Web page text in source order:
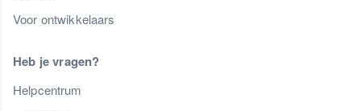
Voor ontwikkelaars
Heb je vragen?
Helpcentrum